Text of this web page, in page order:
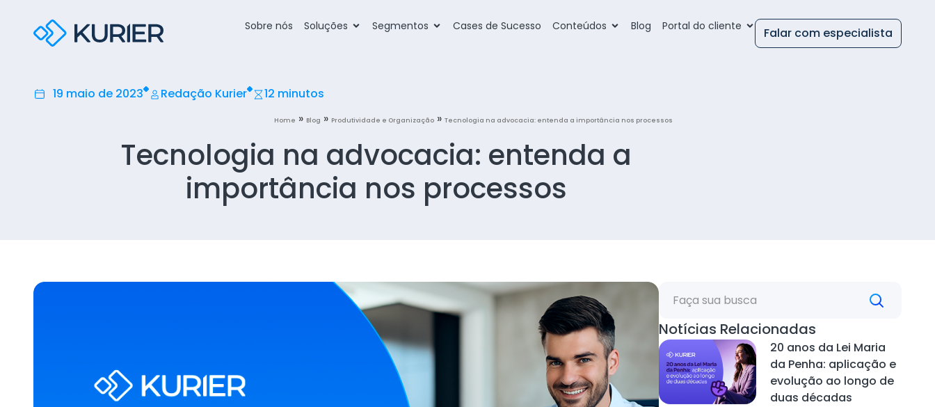
Sobre nós Soluções Segmentos Cases de Sucesso Conteúdos Blog Portal do cliente Falar com especialista
19 maio de 2023 Redação Kurier 12 minutos
Home » Blog » Produtividade e Organização» Tecnologia na advocacia: entenda a importância nos processos
Tecnologia na advocacia: entenda a
importância nos processos
Notícias Relacionadas
20 anos da Lei Maria
da Penha: aplicação e
evolução ao longo de
duas décadas